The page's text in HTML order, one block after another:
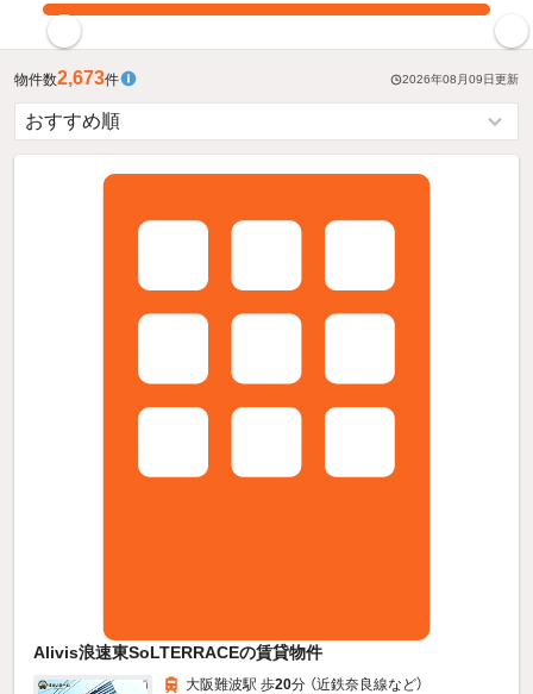
物件数2,673件 2026年08月09日更新
Alivis浪速東SoLTERRACEの賃貸物件
大阪難波駅 歩20分 （近鉄奈良線など）